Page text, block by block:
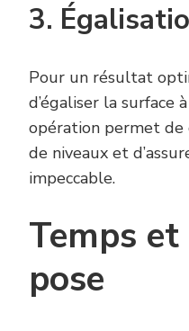
3.
Pour un résultat
d’égaliser la surface
opération permet de
de niveaux et
impeccable.
Temps
pose